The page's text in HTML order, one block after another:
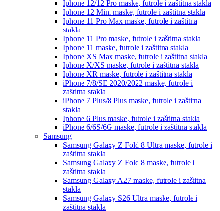
Iphone 12/12 Pro maske, futrole i zaštitna stakla
Iphone 12 Mini maske, futrole i zaštitna stakla
Iphone 11 Pro Max maske, futrole i zaštitna
stakla
Iphone 11 Pro maske, futrole i zaštitna stakla
Iphone 11 maske, futrole i zaštitna stakla
Iphone XS Max maske, futrole i zaštitna stakla
Iphone X/XS maske, futrole i zaštitna stakla
Iphone XR maske, futrole i zaštitna stakla
iPhone 7/8/SE 2020/2022 maske, futrole i
zaštitna stakla
iPhone 7 Plus/8 Plus maske, futrole i zaštitna
stakla
Iphone 6 Plus maske, futrole i zaštitna stakla
iPhone 6/6S/6G maske, futrole i zaštitna stakla
Samsung
Samsung Galaxy Z Fold 8 Ultra maske, futrole i
zaštitna stakla
Samsung Galaxy Z Fold 8 maske, futrole i
zaštitna stakla
Samsung Galaxy A27 maske, futrole i zaštitna
stakla
Samsung Galaxy S26 Ultra maske, futrole i
zaštitna stakla